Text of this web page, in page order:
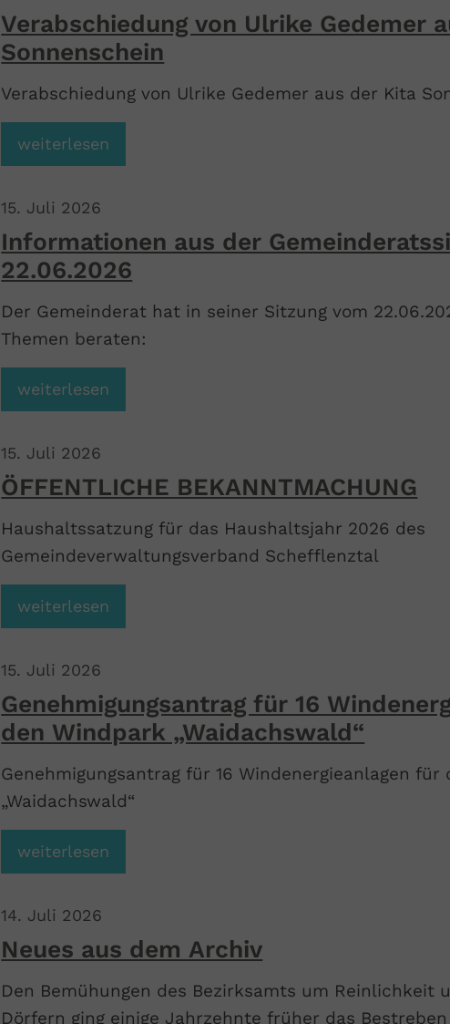
Verabschiedung von Ulrike Gedemer
Sonnenschein
Verabschiedung von Ulrike Gedemer aus der Kita
weiterlesen
15. Juli 2026
Informationen aus der
22.06.2026
Der Gemeinderat hat in seiner Sitzung vom
Themen beraten:
weiterlesen
15. Juli 2026
ÖFFENTLICHE BEKANNTMACHUNG
Haushaltssatzung für das Haushaltsjahr 2026 des
Gemeindeverwaltungsverband Schefflenztal
weiterlesen
15. Juli 2026
Genehmigungsantrag für 16
den Windpark „Waidachswald“
Genehmigungsantrag für 16 Windenergieanlagen für
„Waidachswald“
weiterlesen
14. Juli 2026
Neues aus dem Archiv
Den Bemühungen des Bezirksamts um Reinlichkeit
Dörfern ging einige Jahrzehnte früher das